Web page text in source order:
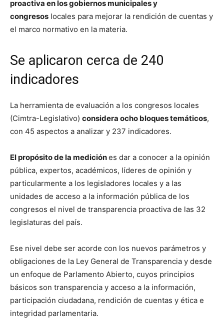
proactiva en los gobiernos municipales y
congresos locales para mejorar la rendición de cuentas y
el marco normativo en la materia.
Se aplicaron cerca de 240
indicadores
La herramienta de evaluación a los congresos locales
(Cimtra-Legislativo) considera ocho bloques temáticos,
con 45 aspectos a analizar y 237 indicadores.
El propósito de la mediciónes dar a conocer a la opinión
pública, expertos, académicos, líderes de opinión y
particularmente a los legisladores locales y a las
unidades de acceso a la información pública de los
congresos el nivel de transparencia proactiva de las 32
legislaturas del país.
Ese nivel debe ser acorde con los nuevos parámetros y
obligaciones de la Ley General de Transparencia y desde
un enfoque de Parlamento Abierto, cuyos principios
básicos son transparencia y acceso a la información,
participación ciudadana, rendición de cuentas y ética e
integridad parlamentaria.